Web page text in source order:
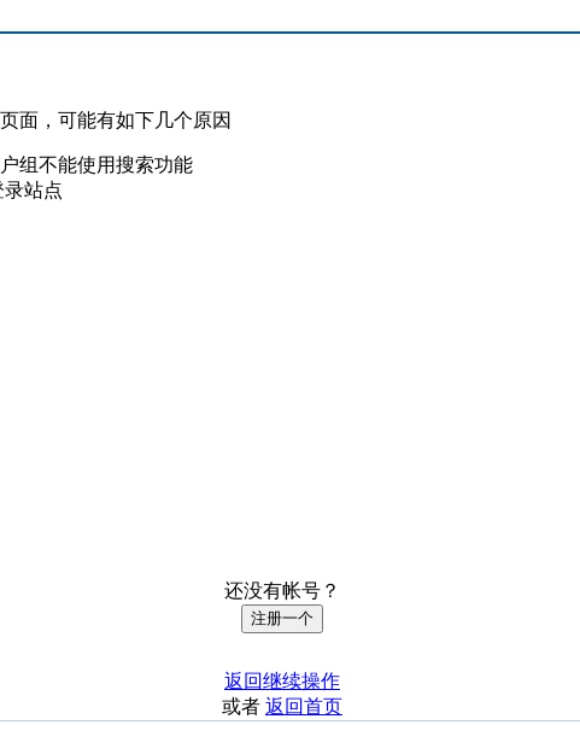
面，可能有如下几个原因
组不能使用搜索功能
站点
还没有帐号？
注册一个
返回继续操作
或者 返回首页